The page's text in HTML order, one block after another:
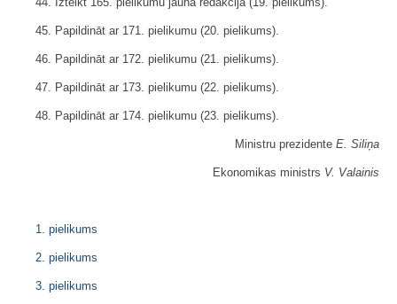
45. Papildināt ar 171. pielikumu (20. pielikums).
46. Papildināt ar 172. pielikumu (21. pielikums).
47. Papildināt ar 173. pielikumu (22. pielikums).
48. Papildināt ar 174. pielikumu (23. pielikums).
Ministru prezidente E. Siliņa
Ekonomikas ministrs V. Valainis
1. pielikums
2. pielikums
3. pielikums